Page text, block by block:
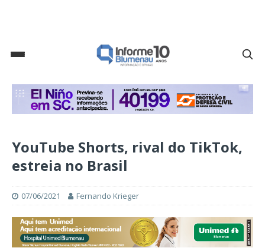
YouTube Shorts, rival do TikTok,
estreia no Brasil
07/06/2021 Fernando Krieger